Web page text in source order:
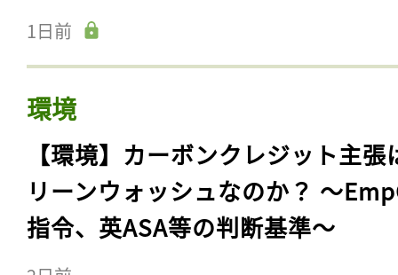
1日前
環境
【環境】カーボンクレジット主張
リーンウォッシュなのか？ 〜
指令、英ASA等の判断基準〜